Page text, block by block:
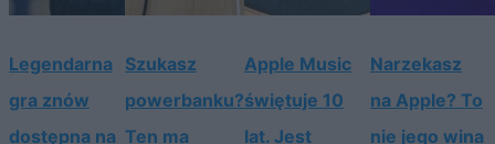
Legendarna
gra znów
dostępna na
Szukasz
powerbanku?
Ten ma
Apple Music
świętuje 10
lat. Jest
Narzekasz
na Apple? To
nie jego wina